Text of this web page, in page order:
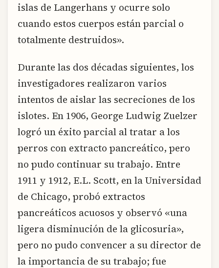
islas de Langerhans y ocurre solo
cuando estos cuerpos están parcial o
totalmente destruidos».
Durante las dos décadas siguientes, los
investigadores realizaron varios
intentos de aislar las secreciones de los
islotes. En 1906, George Ludwig Zuelzer
logró un éxito parcial al tratar a los
perros con extracto pancreático, pero
no pudo continuar su trabajo. Entre
1911 y 1912, E.L. Scott, en la Universidad
de Chicago, probó extractos
pancreáticos acuosos y observó «una
ligera disminución de la glicosuria»,
pero no pudo convencer a su director de
la importancia de su trabajo; fue